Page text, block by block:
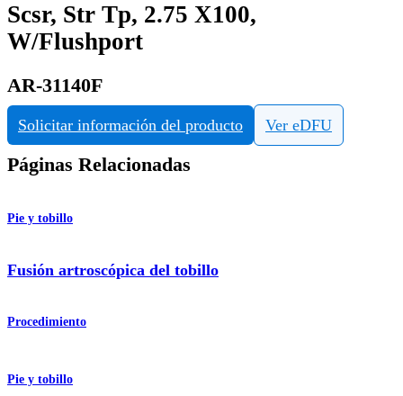
Scsr, Str Tp, 2.75 X100,
W/Flushport
AR-31140F
Solicitar información del producto Ver eDFU
Páginas Relacionadas
Pie y tobillo
Fusión artroscópica del tobillo
Procedimiento
Pie y tobillo